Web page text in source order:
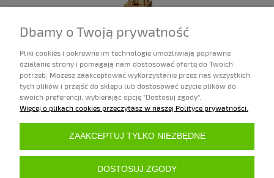
WIEŻA EIFFLA
69,99 zł
ZAKUPY
Dbamy o Twoją prywatność
Pliki cookies i pokrewne im technologie umożliwiają poprawne
działanie strony i pomagają nam dostosować ofertę do Twoich
potrzeb. Możesz zaakceptować wykorzystanie przez nas wszystkich
tych plików i przejść do sklepu lub dostosować użycie plików do
swoich preferencji, wybierając opcję "Dostosuj zgody".
Więcej o plikach cookies przeczytasz w naszej Polityce prywatności.
ZAAKCEPTUJ TYLKO NIEZBĘDNE
DOSTOSUJ ZGODY